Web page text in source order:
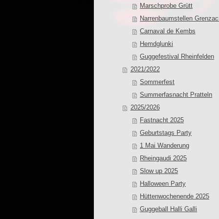
Marschprobe Grütt
Narrenbaumstellen
Carnaval de Kembs
Hemdglunki
Guggefestival Rheinfelden
2021/2022
Sommerfest
Summerfasnacht Pratteln
2025/2026
Fastnacht 2025
Geburtstags Party
1 Mai Wanderung
Rheingaudi 2025
Slow up 2025
Halloween Party
Hüttenwochenende 2025
Guggeball Halli Galli